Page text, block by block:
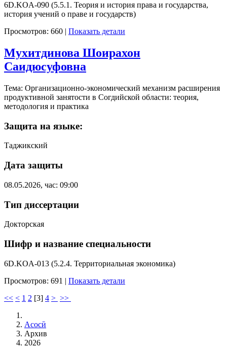
6D.KOA-090 (5.5.1. Теория и история права и государства,
история учений о праве и государств)
Просмотров: 660 | Показать детали
Мухитдинова Шоирахон
Саидюсуфовна
Тема: Организационно-экономический механизм расширения
продуктивной занятости в Согдийской области: теория,
методология и практика
Защита на языке:
Таджикский
Дата защиты
08.05.2026, час: 09:00
Тип диссертации
Докторская
Шифр и название специальности
6D.KOA-013 (5.2.4. Территориальная экономика)
Просмотров: 691 | Показать детали
<< < 1 2 [3] 4 > >>
Асосӣ
Архив
2026